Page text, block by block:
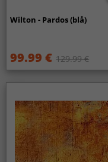
Wilton - Pardos (blå)
99.99 € 129.99 €